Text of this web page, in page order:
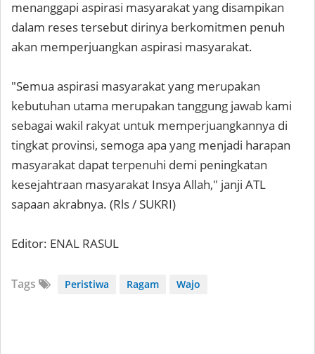
menanggapi aspirasi masyarakat yang disampikan
dalam reses tersebut dirinya berkomitmen penuh
akan memperjuangkan aspirasi masyarakat.
"Semua aspirasi masyarakat yang merupakan
kebutuhan utama merupakan tanggung jawab kami
sebagai wakil rakyat untuk memperjuangkannya di
tingkat provinsi, semoga apa yang menjadi harapan
masyarakat dapat terpenuhi demi peningkatan
kesejahtraan masyarakat Insya Allah," janji ATL
sapaan akrabnya. (Rls / SUKRI)
Editor: ENAL RASUL
Tags Peristiwa Ragam Wajo